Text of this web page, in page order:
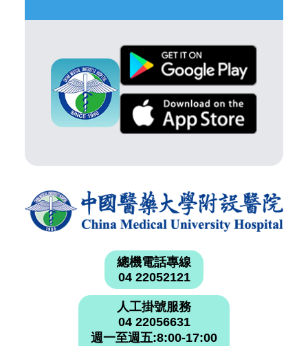
總機電話專線
04 22052121
人工掛號服務
04 22056631
週一至週五:8:00-17:00